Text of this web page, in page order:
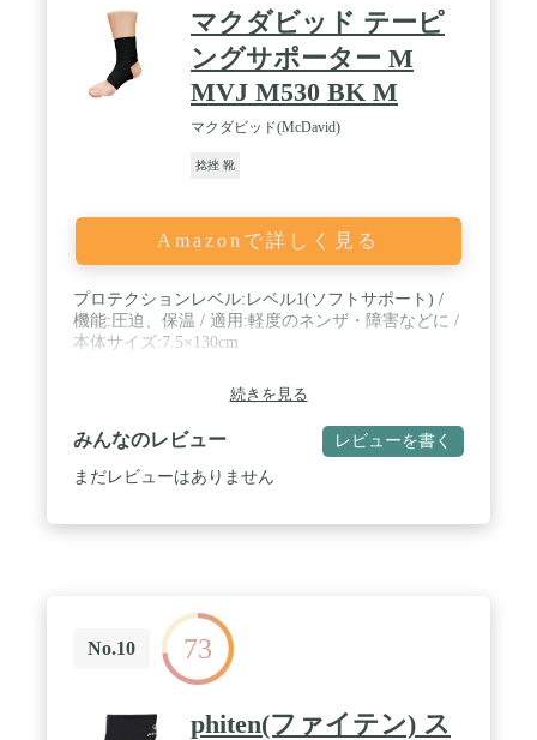
マクダビッド テーピ
ングサポーター M
MVJ M530 BK M
マクダビッド(McDavid)
捻挫 靴
Amazonで詳しく見る
プロテクションレベル:レベル1(ソフトサポート) /
機能:圧迫、保温 / 適用:軽度のネンザ・障害などに /
本体サイズ:7.5×130cm
続きを見る
みんなのレビュー レビューを書く
まだレビューはありません
No.10 73
phiten(ファイテン) ス